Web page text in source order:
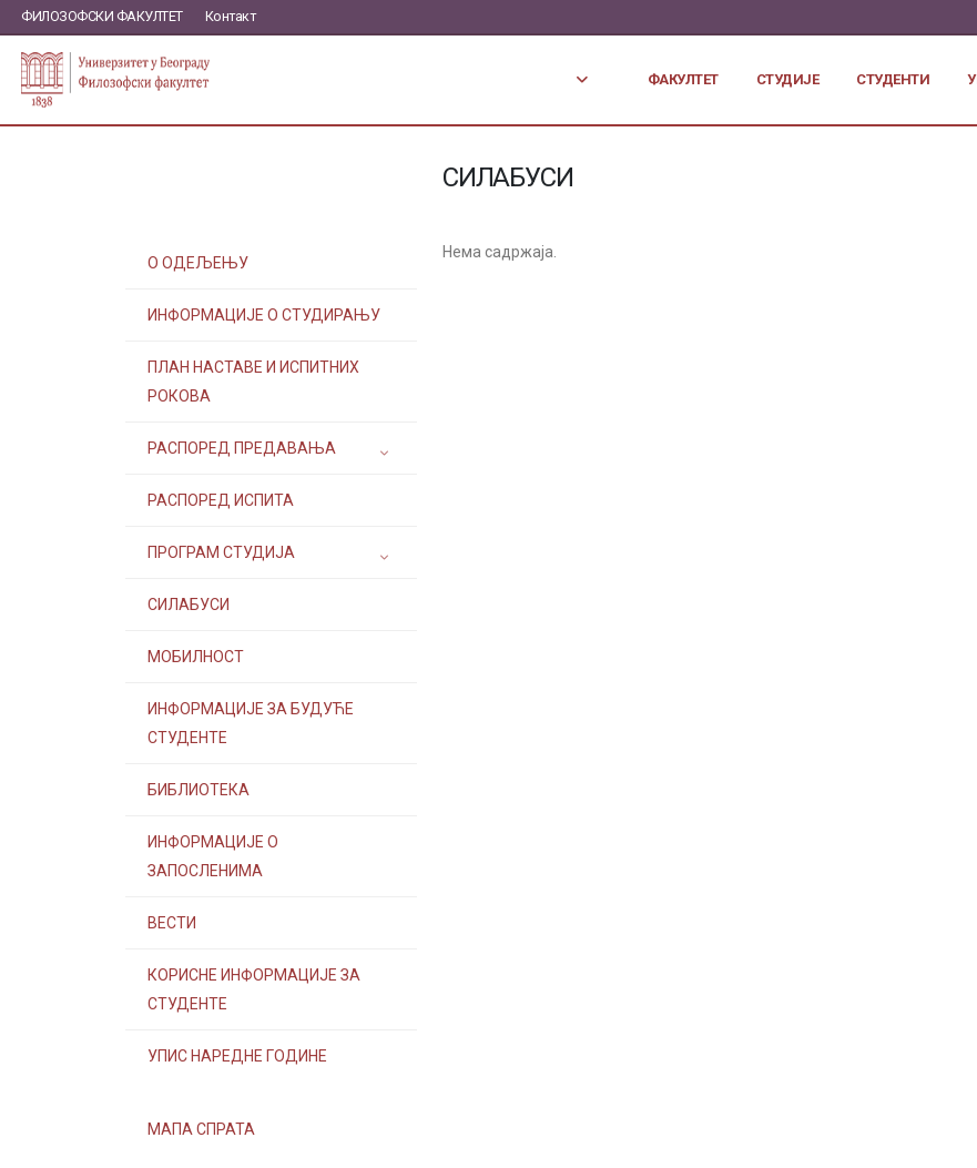
ФИЛОЗОФСКИ ФАКУЛТЕТ Контакт
ФАКУЛТЕТ СТУДИЈЕ СТУДЕНТИ
СИЛАБУСИ
О ОДЕЉЕЊУ
ИНФОРМАЦИЈЕ О СТУДИРАЊУ
ПЛАН НАСТАВЕ И ИСПИТНИХ
РОКОВА
РАСПОРЕД ПРЕДАВАЊА
РАСПОРЕД ИСПИТА
ПРОГРАМ СТУДИЈА
СИЛАБУСИ
МОБИЛНОСТ
ИНФОРМАЦИЈЕ ЗА БУДУЋЕ
СТУДЕНТЕ
БИБЛИОТЕКА
ИНФОРМАЦИЈЕ О
ЗАПОСЛЕНИМА
ВЕСТИ
КОРИСНЕ ИНФОРМАЦИЈЕ ЗА
СТУДЕНТЕ
УПИС НАРЕДНЕ ГОДИНЕ
МАПА СПРАТА
Нема садржаја.